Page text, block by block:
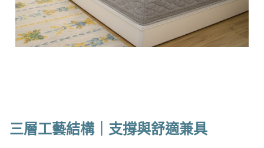
三層工藝結構｜支撐與舒適兼具